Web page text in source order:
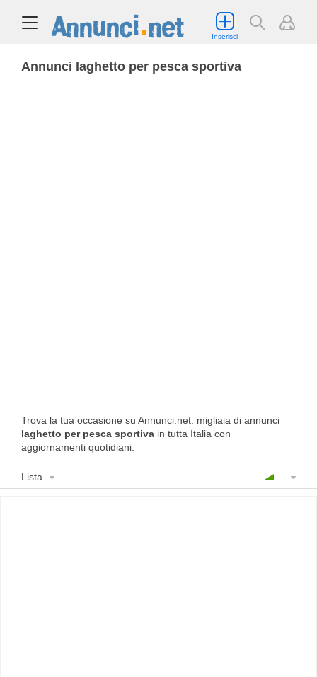
Inserisci
Annunci laghetto per pesca sportiva
Trova la tua occasione su Annunci.net: migliaia di annunci
laghetto per pesca sportiva in tutta Italia con
aggiornamenti quotidiani.
Lista